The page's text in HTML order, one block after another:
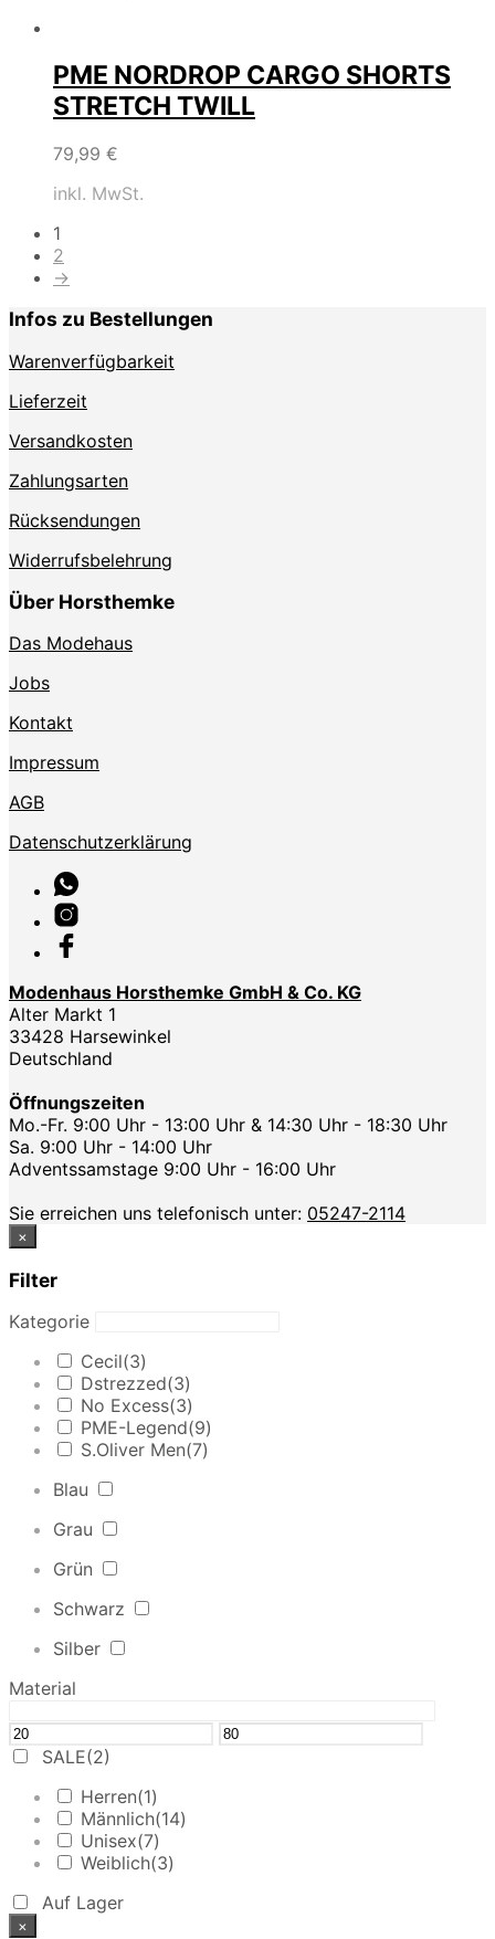
PME NORDROP CARGO SHORTS
STRETCH TWILL
79,99 €
inkl. MwSt.
1
2
→
Infos zu Bestellungen
Warenverfügbarkeit
Lieferzeit
Versandkosten
Zahlungsarten
Rücksendungen
Widerrufsbelehrung
Über Horsthemke
Das Modehaus
Jobs
Kontakt
Impressum
AGB
Datenschutzerklärung
Modenhaus Horsthemke GmbH & Co. KG
Alter Markt 1
33428 Harsewinkel
Deutschland
Öffnungszeiten
Mo.-Fr. 9:00 Uhr - 13:00 Uhr & 14:30 Uhr - 18:30 Uhr
Sa. 9:00 Uhr - 14:00 Uhr
Adventssamstage 9:00 Uhr - 16:00 Uhr
Sie erreichen uns telefonisch unter: 05247-2114
×
Filter
Kategorie
Cecil(3)
Dstrezzed(3)
No Excess(3)
PME-Legend(9)
S.Oliver Men(7)
Blau
Grau
Grün
Schwarz
Silber
Material
SALE(2)
Herren(1)
Männlich(14)
Unisex(7)
Weiblich(3)
Auf Lager
×